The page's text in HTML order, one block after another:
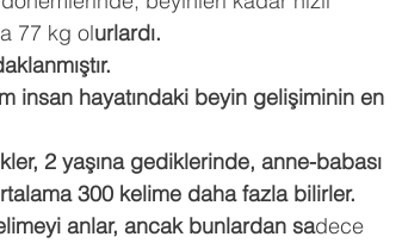
77 kg olurlardı.
insan hayatındaki beyin gelişiminin en
2 yaşına gediklerinde, anne-babası
300 kelime daha fazla bilirler.
anlar, ancak bunlardan sadece